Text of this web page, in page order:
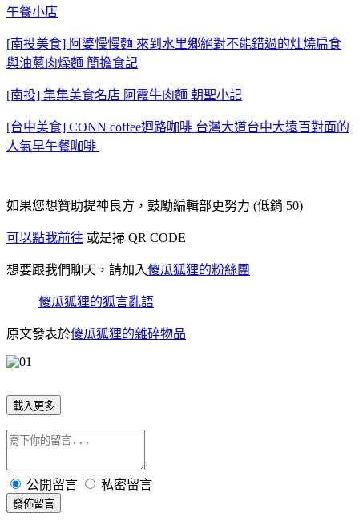
午餐小店
[南投美食] 阿婆慢慢麵 來到水里鄉絕對不能錯過的灶燒扁食
與油蔥肉燥麵 簡擔食記
[南投] 集集美食名店 阿霞牛肉麵 朝聖小記
[台中美食] CONN coffee迴路咖啡 台灣大道台中大遠百對面的
人氣早午餐咖啡
如果您想贊助提神良方，鼓勵編輯部更努力 (低銷 50)
可以點我前往 或是掃 QR CODE
想要跟我們聊天，請加入傻瓜狐狸的粉絲團
傻瓜狐狸的狐言亂語
原文發表於傻瓜狐狸的雜碎物品
載入更多
公開留言 私密留言
發佈留言